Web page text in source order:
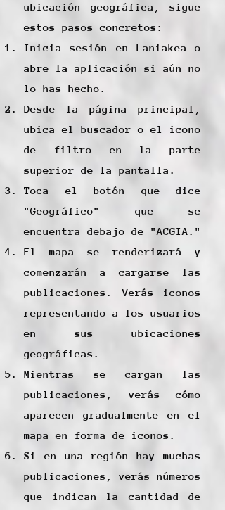
ubicación geográfica, sigue
estos pasos concretos:
Inicia sesión en Laniakea o
abre la aplicación si aún no
lo has hecho.
Desde la página principal,
ubica el buscador o el icono
de filtro en la parte
superior de la pantalla.
Toca el botón que dice
"Geográfico" que se
encuentra debajo de "ACGIA."
El mapa se renderizará y
comenzarán a cargarse las
publicaciones. Verás iconos
representando a los usuarios
en sus ubicaciones
geográficas.
Mientras se cargan las
publicaciones, verás cómo
aparecen gradualmente en el
mapa en forma de iconos.
Si en una región hay muchas
publicaciones, verás números
que indican la cantidad de